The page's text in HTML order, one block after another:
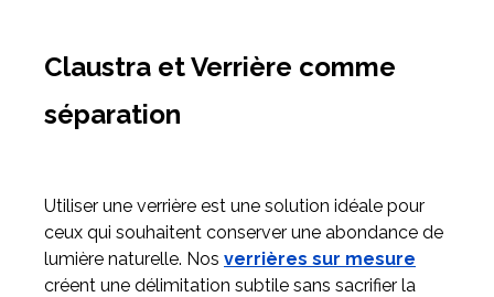
Claustra et Verrière comme
séparation
Utiliser une verrière est une solution idéale pour
ceux qui souhaitent conserver une abondance de
lumière naturelle. Nos verrières sur mesure
créent une délimitation subtile sans sacrifier la